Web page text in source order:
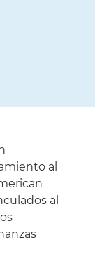
al
al